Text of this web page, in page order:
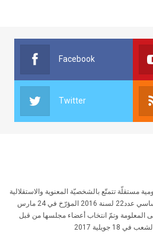
Facebook
Twitter
مستقلّة تتمتّع بالشخصيّة المعنوية والاستقلالية
المالية أحدثت بموجب القانون الأساسي عدد22 لسنة 2016 المؤرّخ في 24 مارس
الى المعلومة وتمّ انتخاب أعضاء مجلسها من قبل
جويلية 2017